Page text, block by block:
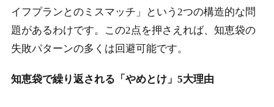
イフプランとのミスマッチ」という2つの構造的な問
題があるわけです。この2点を押さえれば、知恵袋の
失敗パターンの多くは回避可能です。
知恵袋で繰り返される「やめとけ」5大理由